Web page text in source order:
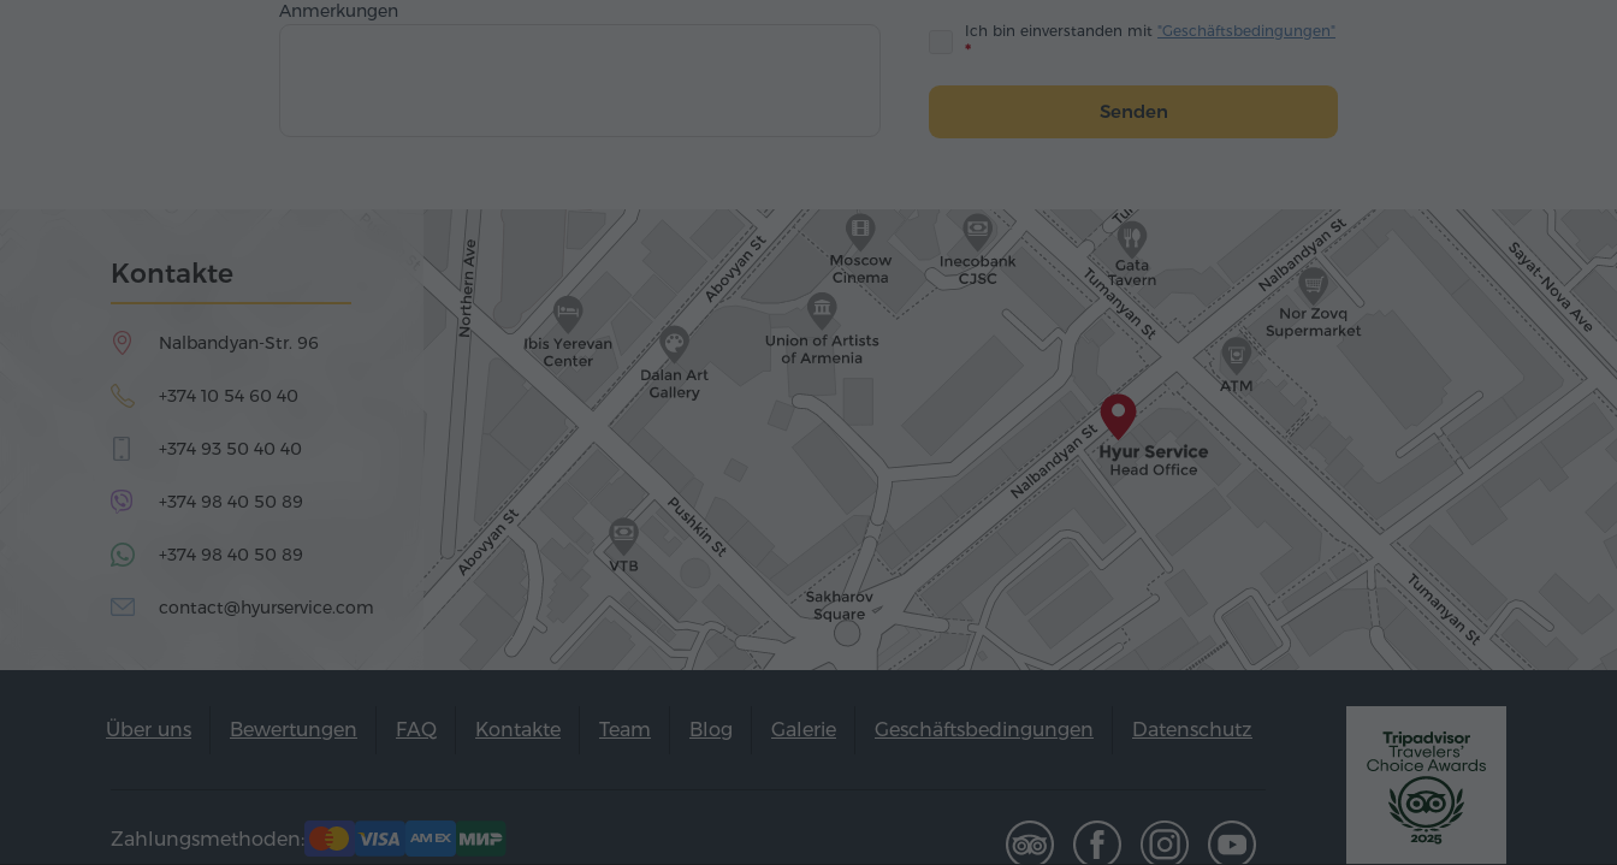
Anmerkungen
Ich bin einverstanden mit "Geschäftsbedingungen"
Senden
Kontakte
Nalbandyan-Str. 96
+374 10 54 60 40
+374 93 50 40 40
+374 98 40 50 89
+374 98 40 50 89
contact@hyurservice.com
Über uns Bewertungen FAQ Kontakte Team Blog Galerie Geschäftsbedingungen Datenschutz
Zahlungsmethoden: